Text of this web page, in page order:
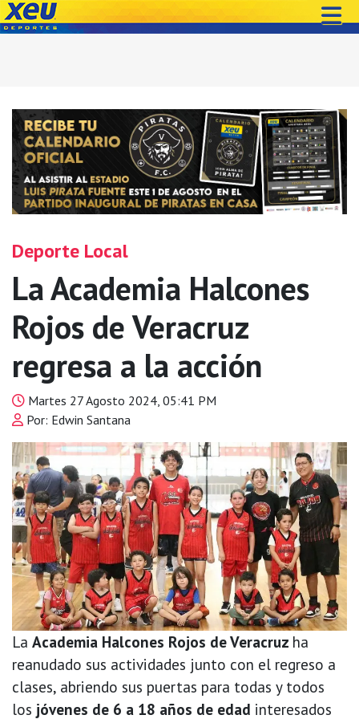
Deporte Local
La Academia Halcones
Rojos de Veracruz
regresa a la acción
Martes 27 Agosto 2024, 05:41 PM
Por: Edwin Santana
La Academia Halcones Rojos de Veracruz ha
reanudado sus actividades junto con el regreso a
clases, abriendo sus puertas para todas y todos
los jóvenes de 6 a 18 años de edad interesados